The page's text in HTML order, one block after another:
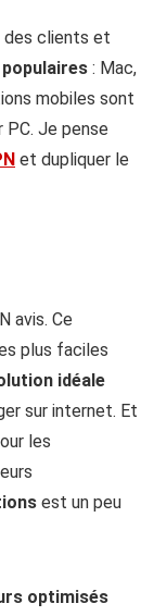
des clients et
: Mac,
mobiles sont
Je pense
et dupliquer le
avis. Ce
plus faciles
idéale
sur internet. Et
les
est un peu
optimisés